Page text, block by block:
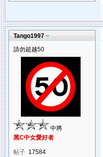
Tango1997
請勿超越50
中將
黑C中女愛好者
帖子 17584